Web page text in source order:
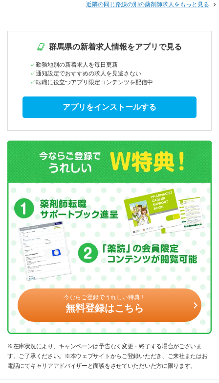
近隣の同じ路線の別の薬剤師求人をもっと見る
群馬県の新着求人情報をアプリで見る
勤務地別の新着求人を毎日更新
通知設定でおすすめの求人を見逃さない
転職に役立つアプリ限定コンテンツを配信中
アプリをインストールする
今ならご登録でうれしい特典！
無料登録はこちら
※在庫状況により、キャンペーンは予告なく変更・終了する場合がございま
す。ご了承ください。※本ウェブサイトからご登録いただき、ご来社またはお
電話にてキャリアアドバイザーと面談をさせていただいた方に限ります。